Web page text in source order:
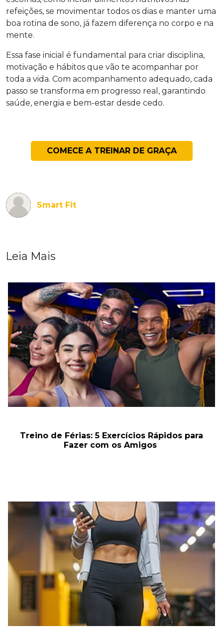
refeições, se movimentar todos os dias e manter uma
boa rotina de sono, já fazem diferença no corpo e na
mente.
Essa fase inicial é fundamental para criar disciplina,
motivação e hábitos que vão te acompanhar por
toda a vida. Com acompanhamento adequado, cada
passo se transforma em progresso real, garantindo
saúde, energia e bem-estar desde cedo.
COMECE A TREINAR DE GRAÇA
Smart Fit
Leia Mais
Treino de Férias: 5 Exercícios Rápidos para
Fazer com os Amigos